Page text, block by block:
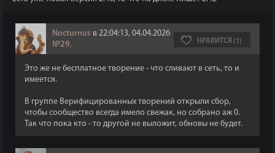
Nocturnus в 22:04:13, 04.04.2026
№29, НРАВИТСЯ (1)
Это же не бесплатное творение - что сливают в сеть, то и
имеется.
В группе Верифицированных творений открыли сбор,
чтобы сообщество всегда имело свежак, но собрано аж 0.
Так что пока кто - то другой не выложит, обновы не будет.